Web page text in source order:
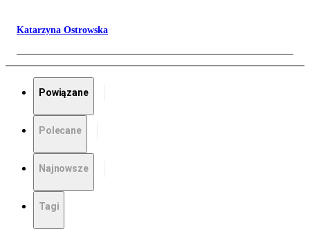
Katarzyna Ostrowska
Powiązane
Polecane
Najnowsze
Tagi